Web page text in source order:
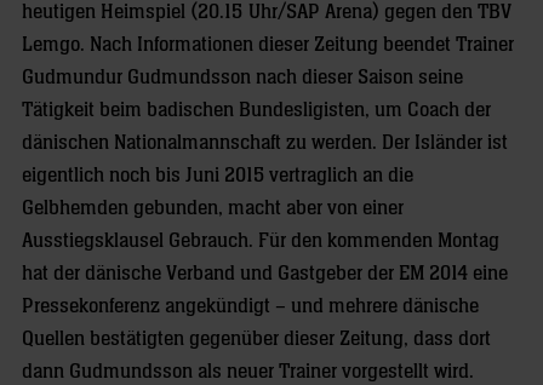
heutigen Heimspiel (20.15 Uhr/SAP Arena) gegen den TBV
Lemgo. Nach Informationen dieser Zeitung beendet Trainer
Gudmundur Gudmundsson nach dieser Saison seine
Tätigkeit beim badischen Bundesligisten, um Coach der
dänischen Nationalmannschaft zu werden. Der Isländer ist
eigentlich noch bis Juni 2015 vertraglich an die
Gelbhemden gebunden, macht aber von einer
Ausstiegsklausel Gebrauch. Für den kommenden Montag
hat der dänische Verband und Gastgeber der EM 2014 eine
Pressekonferenz angekündigt – und mehrere dänische
Quellen bestätigten gegenüber dieser Zeitung, dass dort
dann Gudmundsson als neuer Trainer vorgestellt wird.